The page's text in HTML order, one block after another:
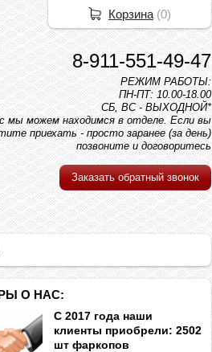
8-911-551-49-47
РЕЖИМ РАБОТЫ:
ПН-ПТ: 10.00-18.00
СБ, ВС - ВЫХОДНОЙ*
мы можем находимся в отделе. Если вы
приехать - просто заранее (за день)
позвоните и договоритесь
Заказать обратный звонок
О НАС:
С 2017 года наши
клиенты приобрели: 2502
шт фаркопов
Корзина (0)